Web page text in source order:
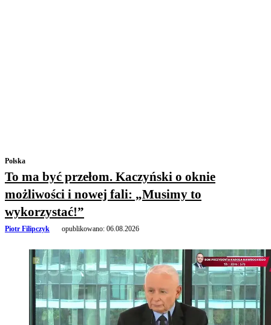
Polska
To ma być przełom. Kaczyński o oknie
możliwości i nowej fali: „Musimy to
wykorzystać!”
Piotr Filipczyk opublikowano: 06.08.2026